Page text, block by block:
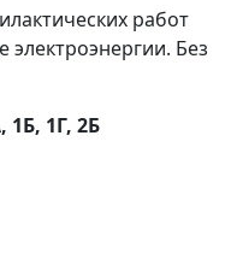
работ
электроэнергии. Без
1Г, 2Б